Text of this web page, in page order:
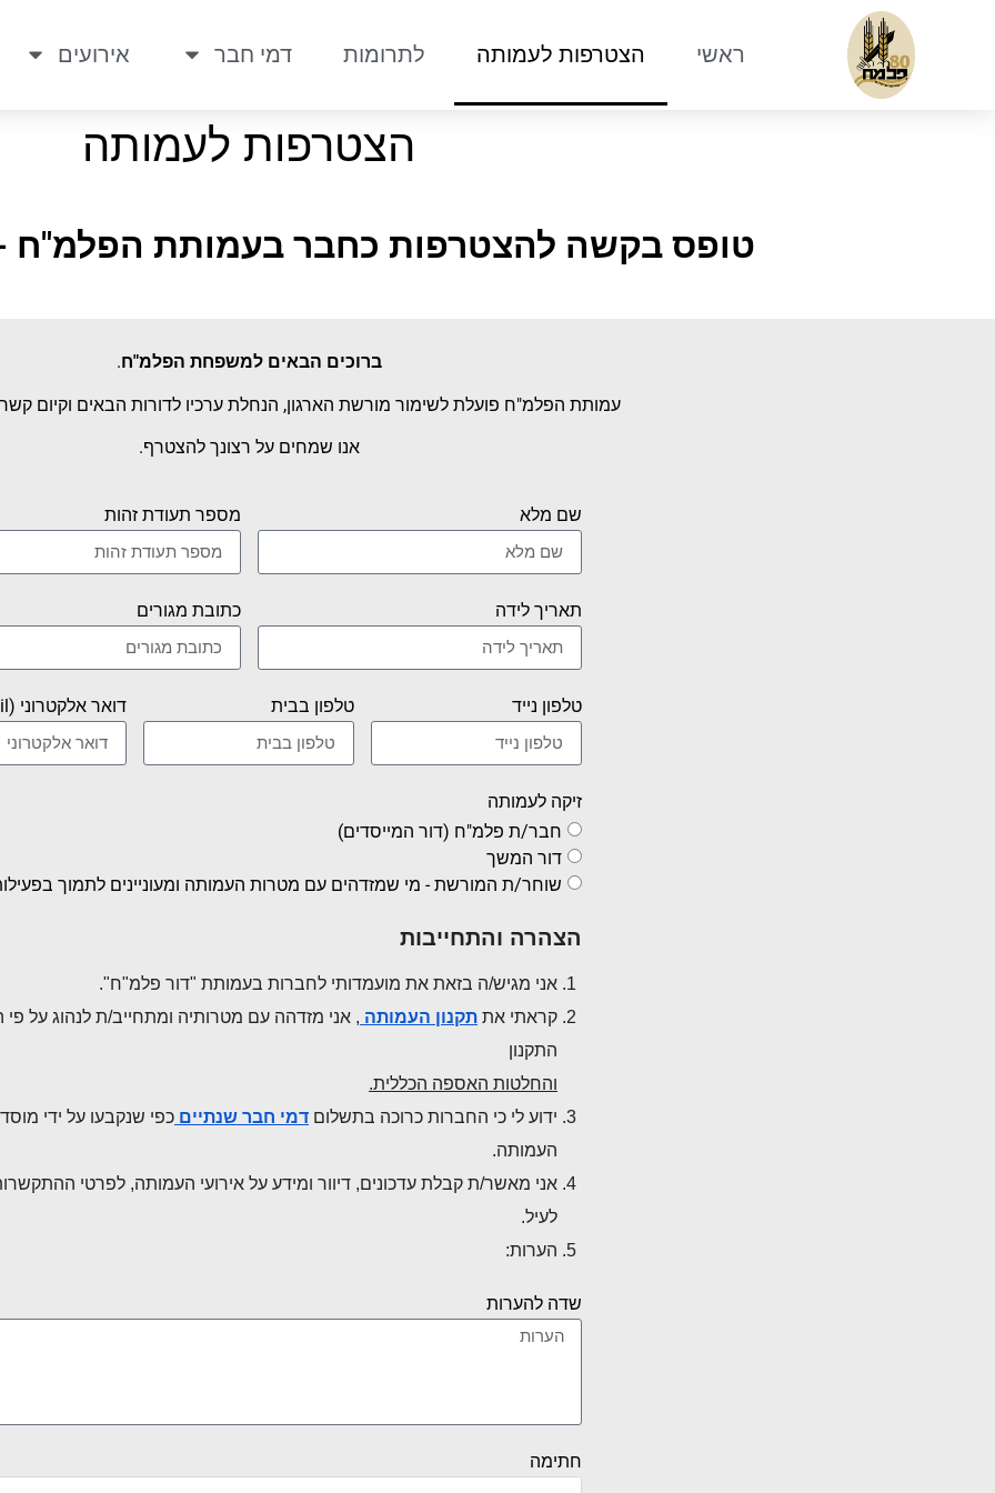
ראשי הצטרפות לעמותה לתרומות דמי חבר אירועים
הצטרפות לעמותה
טופס בקשה להצטרפות כחבר בעמותת הפלמ"ח - ע"ר
ברוכים הבאים למשפחת הפלמ"ח.
עמותת הפלמ"ח פועלת לשימור מורשת הארגון, הנחלת ערכיו לדורות הבאים וקיום
אנו שמחים על רצונך להצטרף.
שם מלא מספר תעודת זהות
תאריך לידה כתובת מגורים
טלפון נייד טלפון בבית דואר אלקטרוני (E-mail)
זיקה לעמותה
חבר/ת פלמ"ח (דור המייסדים)
דור המשך
שוחר/ת המורשת - מי שמזדהים עם מטרות העמותה ומעוניינים לתמוך
הצהרה והתחייבות
אני מגיש/ה בזאת את מועמדותי לחברות בעמותת "דור פלמ"ח".
קראתי את תקנון העמותה , אני מזדהה עם מטרותיה ומתחייב/ת לנהוג על פי
התקנון
והחלטות האספה הכללית.
ידוע לי כי החברות כרוכה בתשלום דמי חבר שנתיים כפי שנקבעו על ידי
העמותה.
אני מאשר/ת קבלת עדכונים, דיוור ומידע על אירועי העמותה, לפרטי
לעיל.
הערות:
שדה להערות
חתימה